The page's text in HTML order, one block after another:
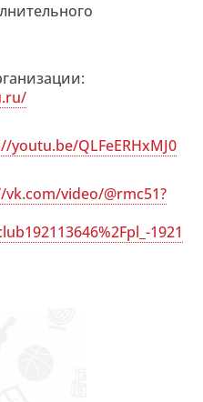
youtu.be/QLFeERHxMJ0
video/@rmc51?
1921